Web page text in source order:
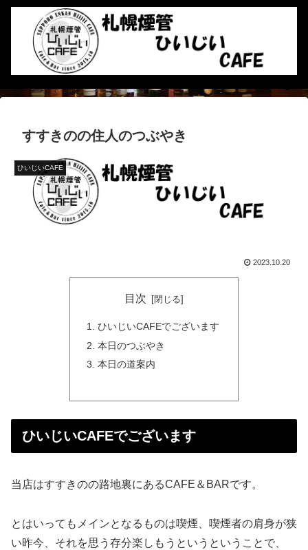
すすきのの住人のつぶやき
ひいじいCAFE
2023.10.20
目次
ひいじいCAFEでございます
本日のつぶやき
本日の道案内
ひいじいCAFEでございます
当店はすすきのの路地裏にあるCAFE＆BARです。
とはいってもメインとなるものは喫煙、喫煙者の肩身が狭
い昨今、それを思う存分楽しもうというということで、